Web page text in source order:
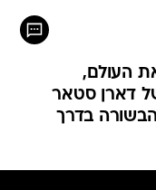
העולם,
דארן סטאר
הבשורה בדרך